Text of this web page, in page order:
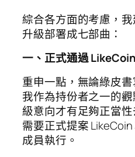
綜合各方面的考慮，我
升級部署成七部曲：
一、正式通過
重申一點，無論綠皮
我作為持份者之一的
級意向才有足夠正當
需要正式提案
成員執行。